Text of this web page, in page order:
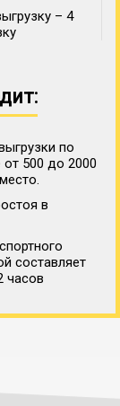
– 4
по
500 до 2000
в
составляет
часов